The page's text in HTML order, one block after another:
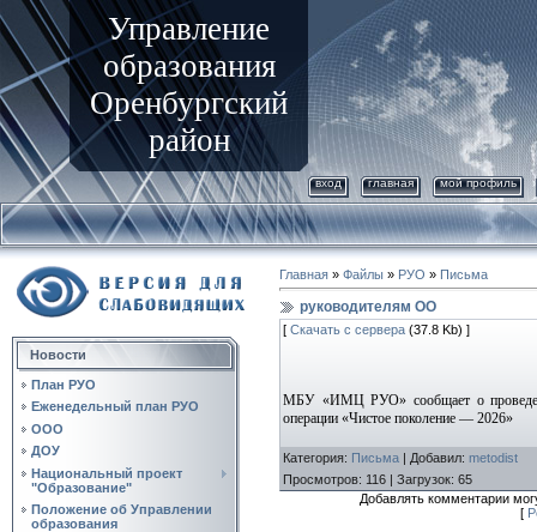
Управление
образования
Оренбургский
район
вход главная мой профиль
Новости
План РУО
Еженедельный план РУО
ООО
ДОУ
Национальный проект
"Образование"
Положение об Управлении
образования
Главная » Файлы » РУО » Письма
руководителям ОО
[ Скачать с сервера (37.8 Kb) ]
МБУ «ИМЦ РУО» сообщает о
операции «Чистое поколение — 2026»
Категория: Письма | Добавил: metodist
Просмотров: 116 | Загрузок: 65
Добавлять комментарии
[